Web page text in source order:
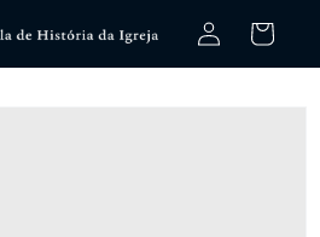
login
Carrinho